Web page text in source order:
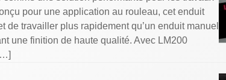
pour une application au rouleau, cet enduit
de travailler plus rapidement qu’un enduit manuel
une finition de haute qualité. Avec LM200